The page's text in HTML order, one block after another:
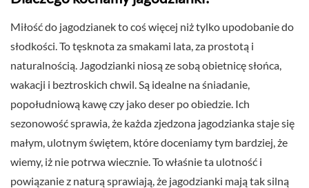
Miłość do jagodzianek to coś więcej niż tylko upodobanie do
słodkości. To tęsknota za smakami lata, za prostotą i
naturalnością. Jagodzianki niosą ze sobą obietnicę słońca,
wakacji i beztroskich chwil. Są idealne na śniadanie,
popołudniową kawę czy jako deser po obiedzie. Ich
sezonowość sprawia, że każda zjedzona jagodzianka staje się
małym, ulotnym świętem, które doceniamy tym bardziej, że
wiemy, iż nie potrwa wiecznie. To właśnie ta ulotność i
powiązanie z naturą sprawiają, że jagodzianki mają tak silną